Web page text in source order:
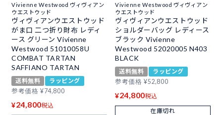
Vivienne Westwood ヴィヴィアン
ウエストウッド
ヴィヴィアンウエストウッド
がま口 二つ折り財布 レディ
ース グリーン Vivienne
Westwood 51010058U
COMBAT TARTAN
SAFFIANO TARTAN
送料無料
ラッピング
参考価格 ¥74,800
¥24,800税込
Vivienne Westwood ヴィヴィアン
ウエストウッド
ヴィヴィアンウエストウッド
ショルダーバッグ レディース
ブラック Vivienne
Westwood 52020005 N403
BLACK
送料無料
ラッピング
参考価格 ¥52,800
¥24,800税込
在庫切れ